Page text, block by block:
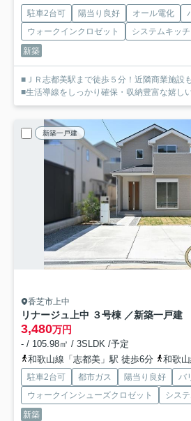
駐車2台可 陽当り良好 オール電化
ウォークインクロゼット
システムキッ
新築
■ＪＲ志都美駅まで徒歩５分！近隣商業施設
■生活導線をしっかり確保・収納豊富な嬉し
新築一戸建
香芝市上中
リナージュ上中 ３号棟 ／新築一戸建
3,480万円
- / 105.98㎡ / 3SLDK /予定
和歌山線「志都美」駅 徒歩6分
和歌山
駐車2台可 都市ガス 陽当り良好
バ
ウォークインシューズクロゼット
シス
新築